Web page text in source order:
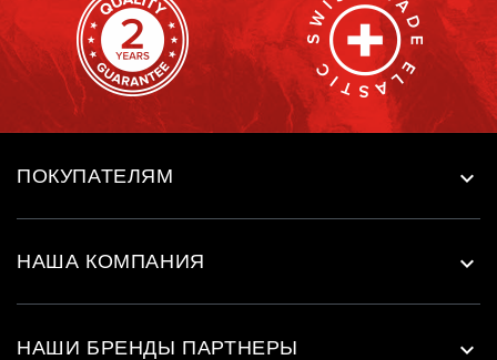
ПОКУПАТЕЛЯМ 
НАША КОМПАНИЯ 
НАШИ БРЕНДЫ ПАРТНЕРЫ 